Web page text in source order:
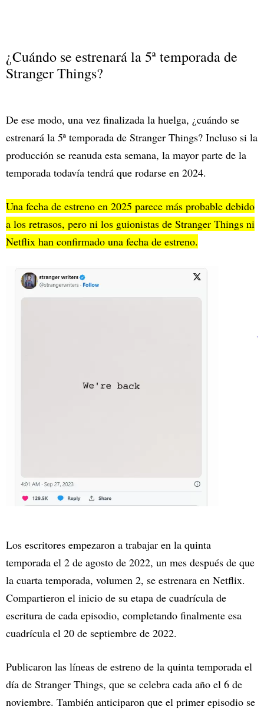
¿Cuándo se estrenará la 5ª temporada de
Stranger Things?
De ese modo, una vez finalizada la huelga, ¿cuándo se
estrenará la 5ª temporada de Stranger Things? Incluso si la
producción se reanuda esta semana, la mayor parte de la
temporada todavía tendrá que rodarse en 2024.
Una fecha de estreno en 2025 parece más probable debido
a los retrasos, pero ni los guionistas de Stranger Things ni
Netflix han confirmado una fecha de estreno.
Los escritores empezaron a trabajar en la quinta
temporada el 2 de agosto de 2022, un mes después de que
la cuarta temporada, volumen 2, se estrenara en Netflix.
Compartieron el inicio de su etapa de cuadrícula de
escritura de cada episodio, completando finalmente esa
cuadrícula el 20 de septiembre de 2022.
Publicaron las líneas de estreno de la quinta temporada el
día de Stranger Things, que se celebra cada año el 6 de
noviembre. También anticiparon que el primer episodio se